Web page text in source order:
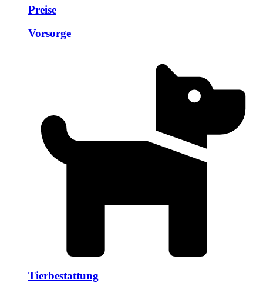
Preise
Vorsorge
Tierbestattung